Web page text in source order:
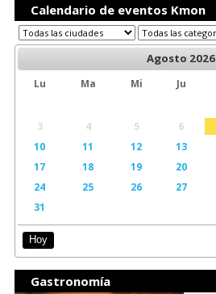
Calendario de eventos Kmon
Agosto 2026
Lu Ma Mi Ju
3
4 5 6
10
11 12 13
17
18 19 20
24
25 26 27
31
Hoy
Gastronomía